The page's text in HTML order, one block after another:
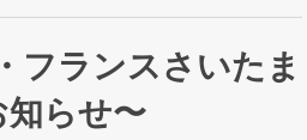
フランスさいたま
らせ〜